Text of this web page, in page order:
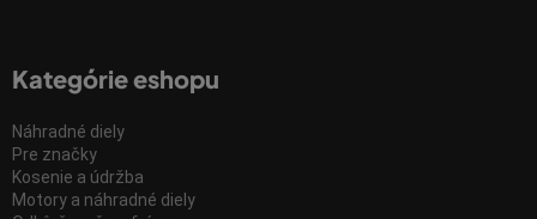
Kategórie eshopu
Náhradné diely
Pre značky
Kosenie a údržba
Motory a náhradné diely